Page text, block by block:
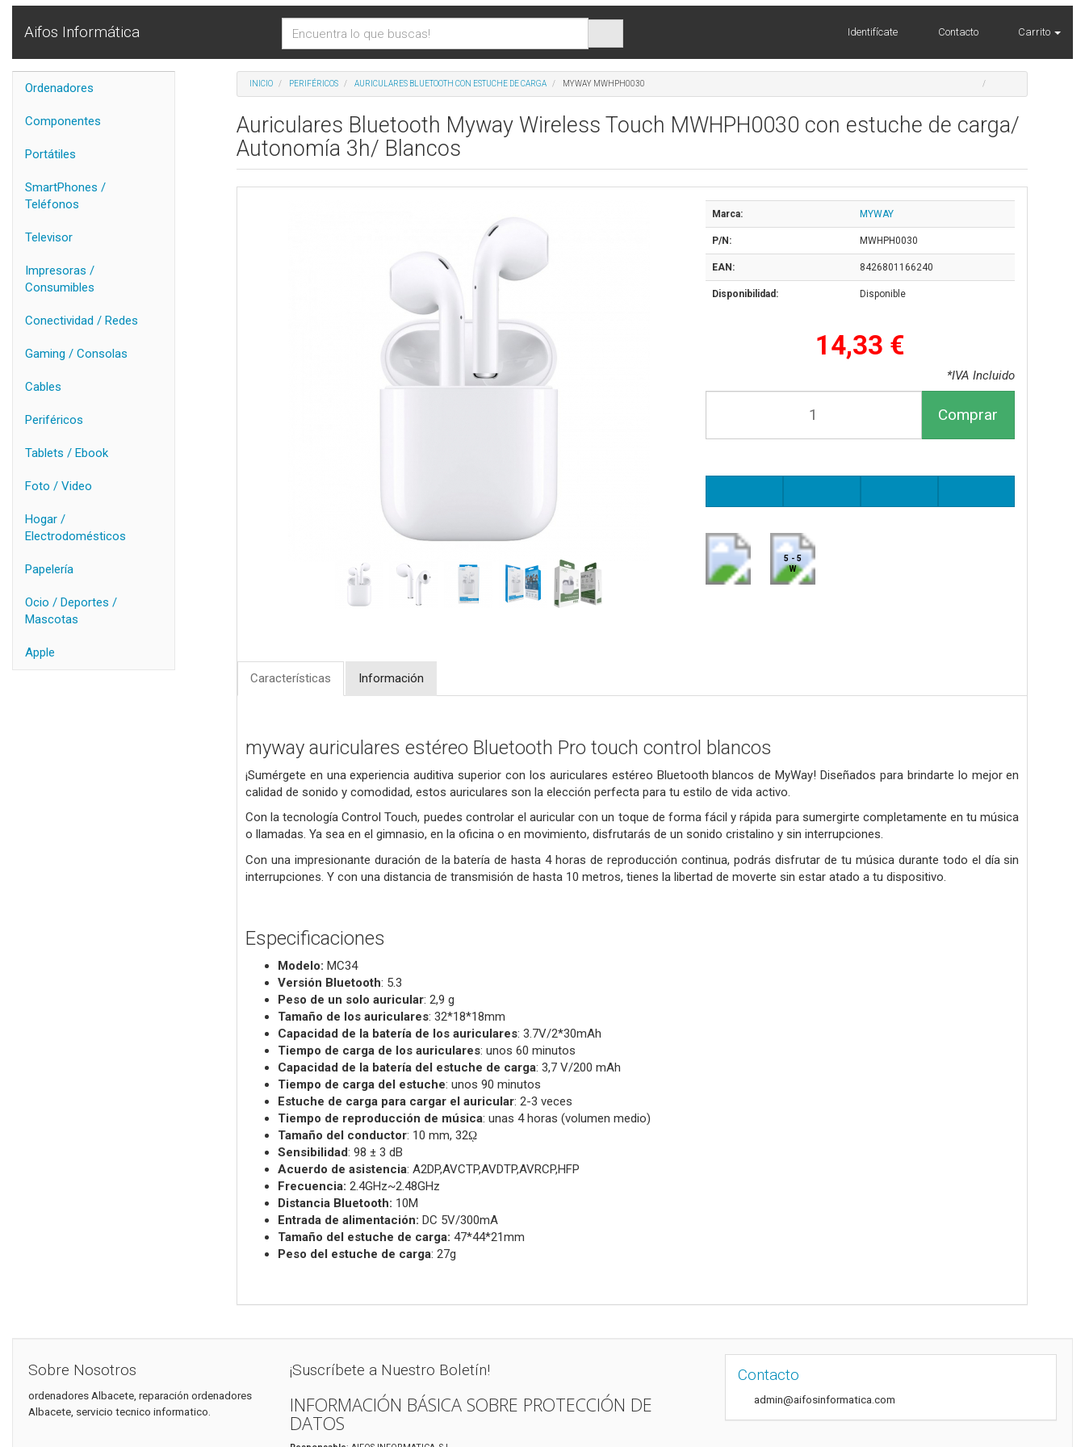
Aifos Informática Identifícate Contacto Carrito
Ordenadores
Componentes
Portátiles
SmartPhones /
Teléfonos
Televisor
Impresoras /
Consumibles
Conectividad / Redes
Gaming / Consolas
Cables
Periféricos
Tablets / Ebook
Foto / Video
Hogar /
Electrodomésticos
Papelería
Ocio / Deportes /
Mascotas
Apple
INICIO PERIFÉRICOS AURICULARES BLUETOOTH CON ESTUCHE DE CARGA MYWAY MWHPH0030
Auriculares Bluetooth Myway Wireless Touch MWHPH0030 con estuche de carga/
Autonomía 3h/ Blancos
Marca: MYWAY
P/N: MWHPH0030
EAN: 8426801166240
Disponibilidad: Disponible
14,33 €
*IVA Incluido
Comprar
5 - 5
W
Características Información
myway auriculares estéreo Bluetooth Pro touch control blancos
¡Sumérgete en una experiencia auditiva superior con los auriculares estéreo Bluetooth blancos de MyWay! Diseñados para brindarte lo mejor en
calidad de sonido y comodidad, estos auriculares son la elección perfecta para tu estilo de vida activo.
Con la tecnología Control Touch, puedes controlar el auricular con un toque de forma fácil y rápida para sumergirte completamente en tu música
o llamadas. Ya sea en el gimnasio, en la oficina o en movimiento, disfrutarás de un sonido cristalino y sin interrupciones.
Con una impresionante duración de la batería de hasta 4 horas de reproducción continua, podrás disfrutar de tu música durante todo el día sin
interrupciones. Y con una distancia de transmisión de hasta 10 metros, tienes la libertad de moverte sin estar atado a tu dispositivo.
Especificaciones
Modelo: MC34
Versión Bluetooth: 5.3
Peso de un solo auricular: 2,9 g
Tamaño de los auriculares: 32*18*18mm
Capacidad de la batería de los auriculares: 3.7V/2*30mAh
Tiempo de carga de los auriculares: unos 60 minutos
Capacidad de la batería del estuche de carga: 3,7 V/200 mAh
Tiempo de carga del estuche: unos 90 minutos
Estuche de carga para cargar el auricular: 2-3 veces
Tiempo de reproducción de música: unas 4 horas (volumen medio)
Tamaño del conductor: 10 mm, 32ῼ
Sensibilidad: 98 ± 3 dB
Acuerdo de asistencia: A2DP,AVCTP,AVDTP,AVRCP,HFP
Frecuencia: 2.4GHz~2.48GHz
Distancia Bluetooth: 10M
Entrada de alimentación: DC 5V/300mA
Tamaño del estuche de carga: 47*44*21mm
Peso del estuche de carga: 27g
Sobre Nosotros
ordenadores Albacete, reparación ordenadores
Albacete, servicio tecnico informatico.
¡Suscríbete a Nuestro Boletín!
INFORMACIÓN BÁSICA SOBRE PROTECCIÓN DE
DATOS
Contacto
admin@aifosinformatica.com